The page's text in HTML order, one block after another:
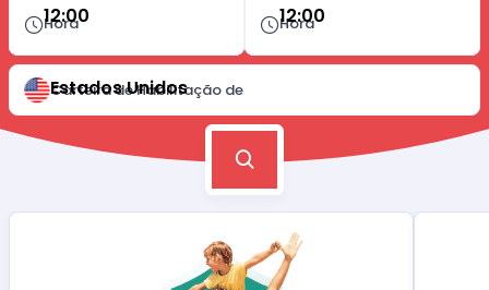
Hora
12:00 Hora
12:00
Carteira de Habilitação de
Estados Unidos